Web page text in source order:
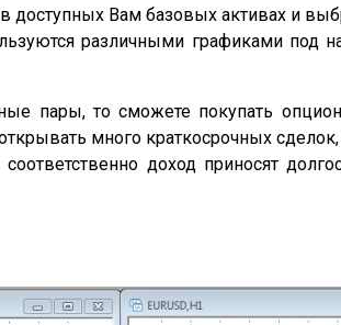
в доступных Вам базовых активах и
различными графиками под
пары, то сможете покупать
много краткосрочных
доход приносят